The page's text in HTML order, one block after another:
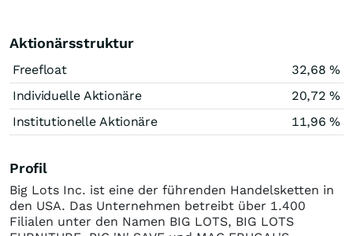
Aktionärsstruktur
Freefloat
32,68 %
Individuelle Aktionäre
20,72 %
Institutionelle Aktionäre
11,96 %
Profil
Big Lots Inc. ist eine der führenden Handelsketten in
den USA. Das Unternehmen betreibt über 1.400
Filialen unter den Namen BIG LOTS, BIG LOTS